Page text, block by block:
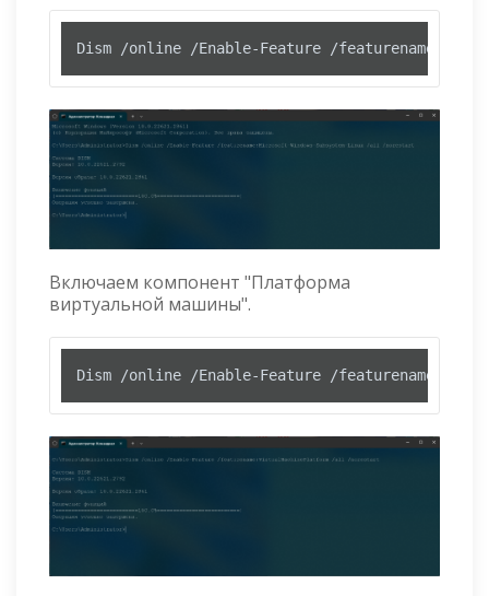
Dism /online /Enable-Feature /
Включаем компонент "Платформа
виртуальной машины".
Dism /online /Enable-Feature /